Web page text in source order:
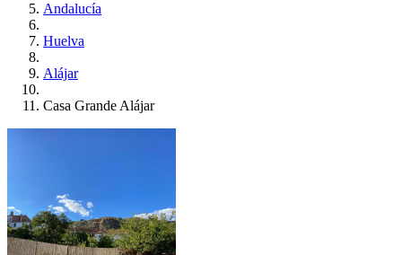
Andalucía
Huelva
Alájar
Casa Grande Alájar